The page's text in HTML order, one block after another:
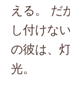
える。 だ
し付けな
の彼は、
光。